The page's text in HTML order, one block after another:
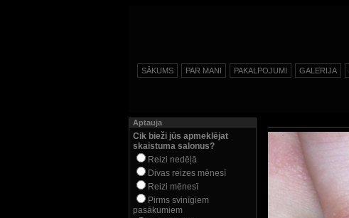
SĀKUMS PAR MANI PAKALPOJUMI GALERIJA
Aptauja
Cik bieži jūs apmeklējat
skaistuma salonus?
Reizi nedēļā
Divas reizes mēnesī
Reizi mēnesī
Pirms svinīgiem
pasākumiem